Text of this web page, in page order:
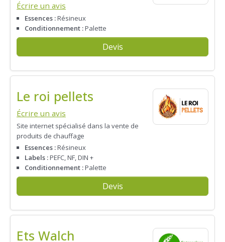
Écrire un avis
Essences :Résineux
Conditionnement :Palette
Devis
Le roi pellets
Écrire un avis
Site internet spécialisé dans la vente de
produits de chauffage
Essences :Résineux
Labels :PEFC, NF, DIN +
Conditionnement :Palette
Devis
Ets Walch